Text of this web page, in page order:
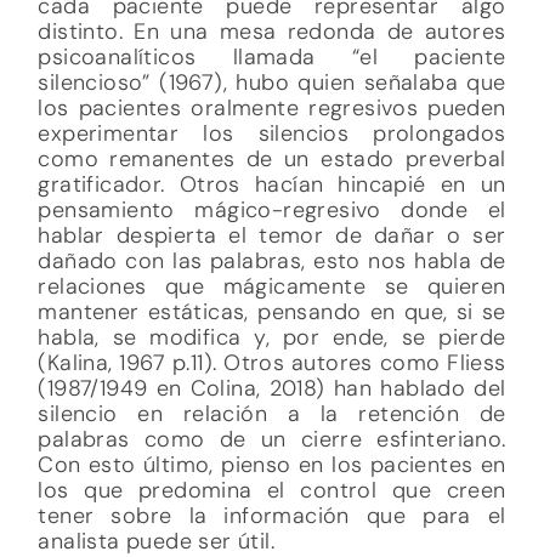
cada paciente puede representar algo
distinto. En una mesa redonda de autores
psicoanalíticos llamada “el paciente
silencioso” (1967), hubo quien señalaba que
los pacientes oralmente regresivos pueden
experimentar los silencios prolongados
como remanentes de un estado preverbal
gratificador. Otros hacían hincapié en un
pensamiento mágico-regresivo donde el
hablar despierta el temor de dañar o ser
dañado con las palabras, esto nos habla de
relaciones que mágicamente se quieren
mantener estáticas, pensando en que, si se
habla, se modifica y, por ende, se pierde
(Kalina, 1967 p.11). Otros autores como Fliess
(1987/1949 en Colina, 2018) han hablado del
silencio en relación a la retención de
palabras como de un cierre esfinteriano.
Con esto último, pienso en los pacientes en
los que predomina el control que creen
tener sobre la información que para el
analista puede ser útil.